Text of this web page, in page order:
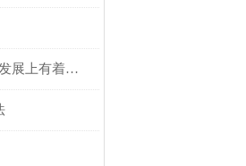
无外泌体血清在医学发展上有着光明的前景